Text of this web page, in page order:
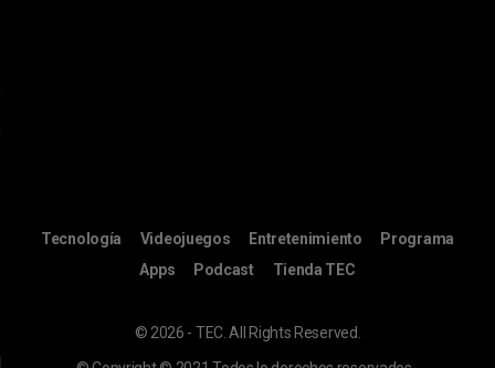
Tecnología Videojuegos Entretenimiento
Programa
Apps
Podcast Tienda TEC
© 2026 - TEC. All Rights Reserved.